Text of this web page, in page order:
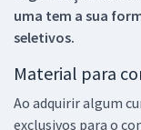
uma tem a sua
seletivos.
Material para
Ao adquirir algum
exclusivos para o